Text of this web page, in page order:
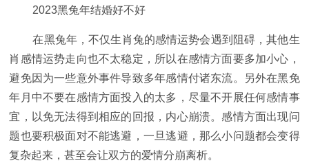
2023黑兔年结婚好不好
在黑兔年，不仅生肖兔的感情运势会遇到阻碍，其他生
肖感情运势走向也不太稳定，所以在感情方面要多加小心，
避免因为一些意外事件导致多年感情付诸东流。另外在黑免
年月中不要在感情方面投入的太多，尽量不开展任何感情事
宜，以免无法得到相应的回报，内心崩溃。感情方面出现问
题也要积极面对不能逃避，一旦逃避，那么小问题都会变得
复杂起来，甚至会让双方的爱情分崩离析。